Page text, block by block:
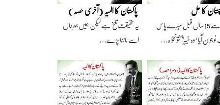
کا حل
آج سے 15 سال قبل میرے پاس
آیا‘ وہ خیبرپختونخواہ…
پاکستان کا المیہ (آخری حصہ)
یہ حقیقت تلخ ہے لیکن ہمیں بہرحال
اسے ماننا پڑے…